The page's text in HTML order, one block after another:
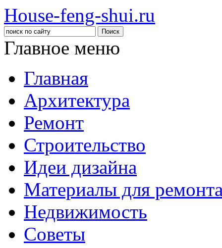
House-feng-shui.ru
Главное меню
Главная
Архитектура
Ремонт
Строительство
Идеи дизайна
Материалы для
Недвижимость
Советы